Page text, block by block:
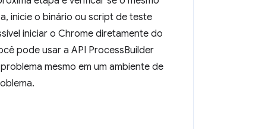
inicie o binário ou script de teste
iniciar o Chrome diretamente do
pode usar a API ProcessBuilder
mesmo em um ambiente de